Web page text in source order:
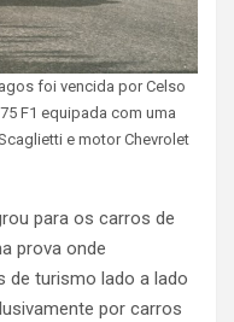
foi vencida por Celso
F1 equipada com uma
e motor Chevrolet
para os carros de
prova onde
turismo lado a lado
por carros